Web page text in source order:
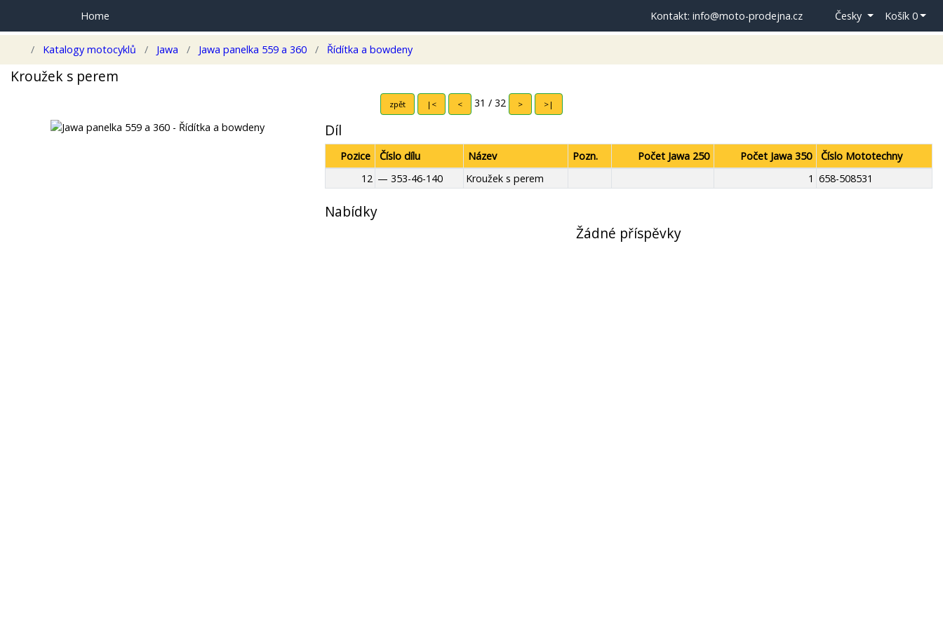
Home Kontakt: info@moto-prodejna.cz Česky Košík 0
Katalogy motocyklů Jawa Jawa panelka 559 a 360 Řídítka a bowdeny
Kroužek s perem
zpět |< < 31 / 32 > >|
Díl
Pozice Číslo dílu Název Pozn. Počet Jawa 250 Počet Jawa 350
Číslo Mototechny
12 — 353-46-140 Kroužek s perem 1 658-508531
Nabídky
Žádné příspěvky